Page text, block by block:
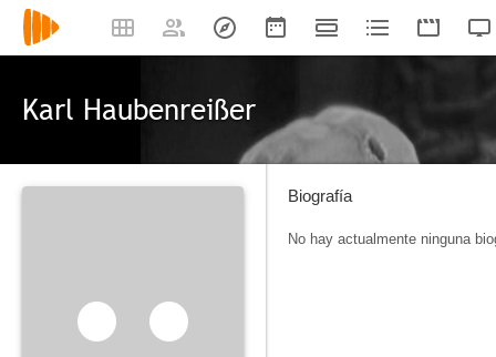
Karl Haubenreißer
Biografía
No hay actualmente ninguna